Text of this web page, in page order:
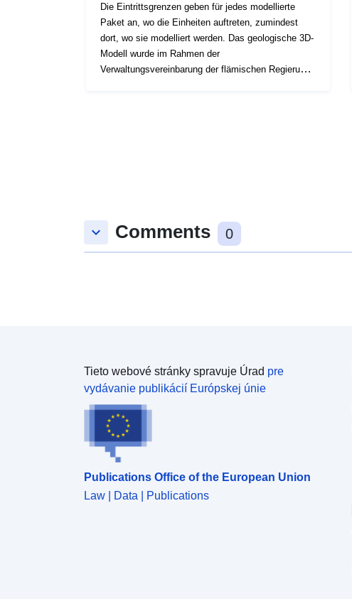
Die Eintrittsgrenzen geben für jedes modellierte
Paket an, wo die Einheiten auftreten, zumindest
dort, wo sie modelliert werden. Das geologische 3D-
Modell wurde im Rahmen der
Verwaltungsvereinbarung der flämischen Regierung
keyboard_arrow_down Comments 0
Tieto webové stránky spravuje Úrad pre
vydávanie publikácií Európskej únie
Publications Office of the European Union
Law | Data | Publications